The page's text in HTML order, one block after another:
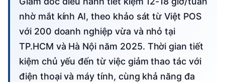
nhờ mắt kính AI, theo khảo sát từ Việt POS
với 200 doanh nghiệp vừa và nhỏ tại
TP.HCM và Hà Nội năm 2025. Thời gian tiết
kiệm chủ yếu đến từ việc giảm thao tác với
điện thoại và máy tính, cùng khả năng đa